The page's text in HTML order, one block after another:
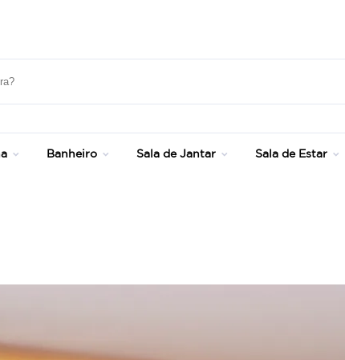
Banheiro Sala de Jantar Sala de Estar